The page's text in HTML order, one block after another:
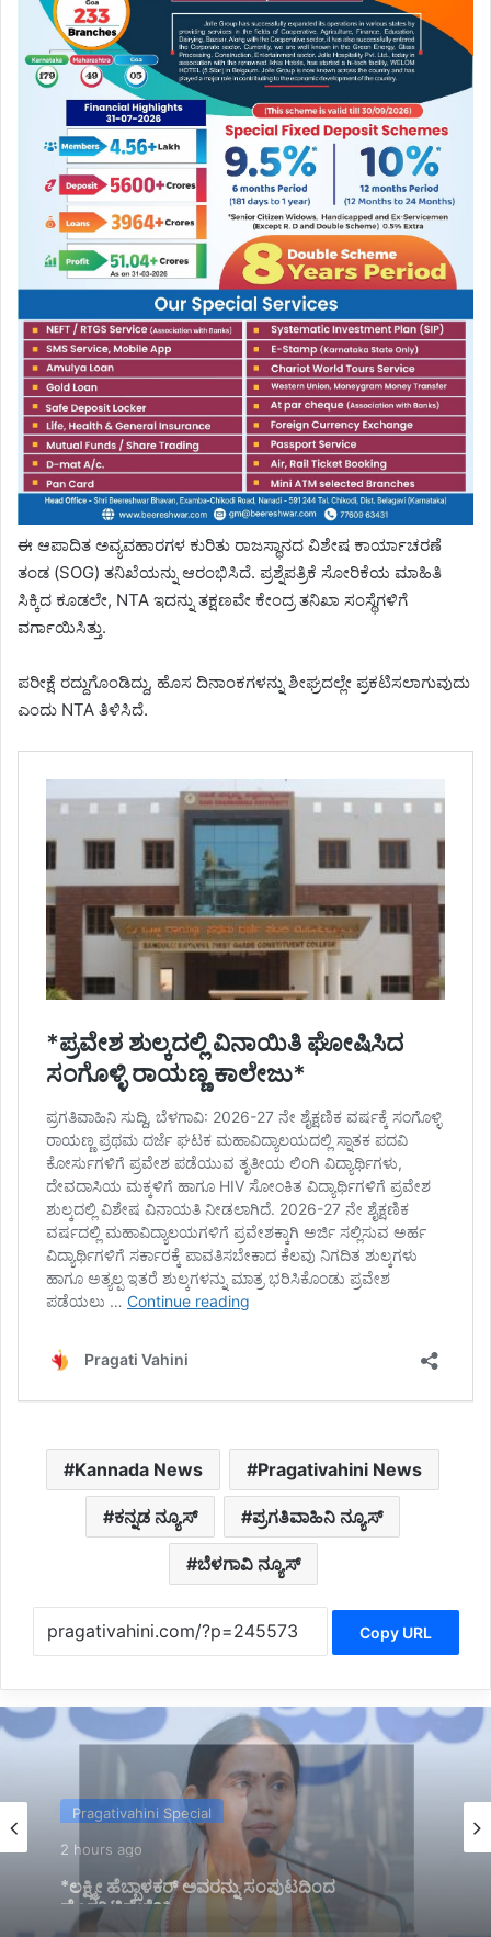
ಈ ಆಪಾದಿತ ಅವ್ಯವಹಾರಗಳ ಕುರಿತು ರಾಜಸ್ಥಾನದ ವಿಶೇಷ ಕಾರ್ಯಾಚರಣೆ
ತಂಡ (SOG) ತನಿಖೆಯನ್ನು ಆರಂಭಿಸಿದೆ. ಪ್ರಶ್ನೆಪತ್ರಿಕೆ ಸೋರಿಕೆಯ ಮಾಹಿತಿ
ಸಿಕ್ಕಿದ ಕೂಡಲೇ, NTA ಇದನ್ನು ತಕ್ಷಣವೇ ಕೇಂದ್ರ ತನಿಖಾ ಸಂಸ್ಥೆಗಳಿಗೆ
ವರ್ಗಾಯಿಸಿತ್ತು.
ಪರೀಕ್ಷೆ ರದ್ದುಗೊಂಡಿದ್ದು, ಹೊಸ ದಿನಾಂಕಗಳನ್ನು ಶೀಘ್ರದಲ್ಲೇ ಪ್ರಕಟಿಸಲಾಗುವುದು
ಎಂದು NTA ತಿಳಿಸಿದೆ.
Kannada News Pragativahini News
ಕನ್ನಡ ನ್ಯೂಸ್ ಪ್ರಗತಿವಾಹಿನಿ ನ್ಯೂಸ್
ಬೆಳಗಾವಿ ನ್ಯೂಸ್
Copy URL
Latest
3 hours ago
*BREAKING: ಒಂದೇ ಮರಕ್ಕೆ ನೇಣು ಬಿಗಿದ ಸ್ಥಿತಿಯಲ್ಲಿ
ಇಬ್ಬರು ಯುವತಿಯರ ಶವ ಪತ್ತೆ*